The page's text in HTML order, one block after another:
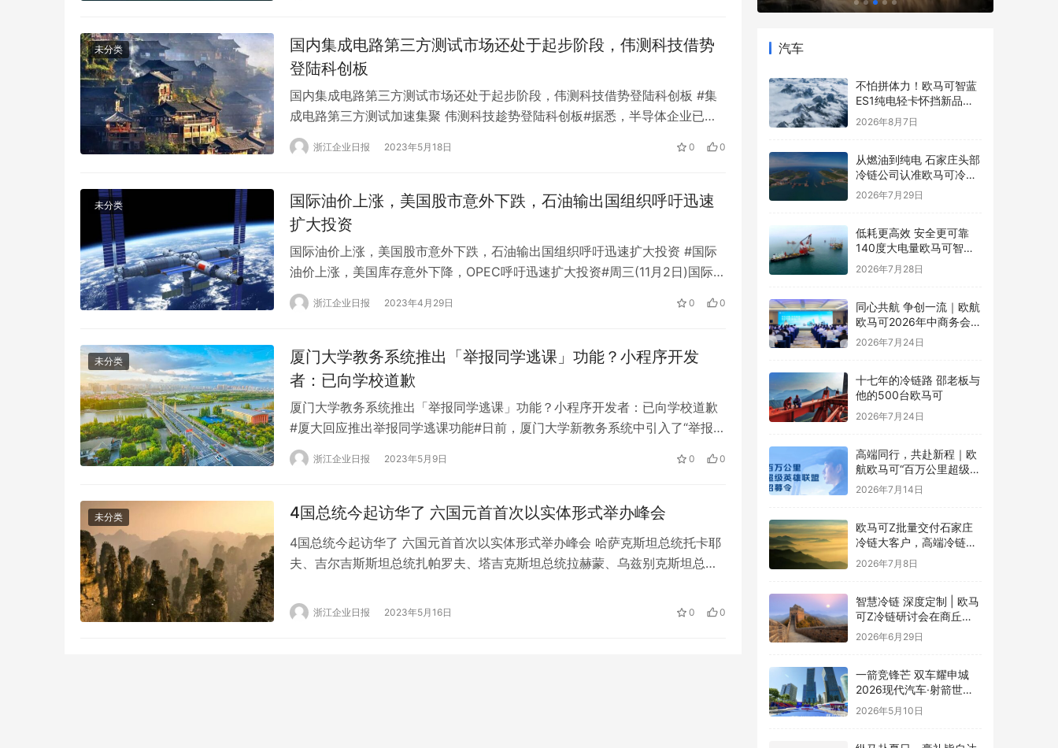
未分类
国内集成电路第三方测试市场还处于起步阶段，伟测科技借势
登陆科创板
国内集成电路第三方测试市场还处于起步阶段，伟测科技借势登陆科创板 #集
成电路第三方测试加速集聚 伟测科技趁势登陆科创板#据悉，半导体企业已经
进入“寒冬”，但一些细分行业正在重组市场结构，提高国产品牌的市场份额，
这给一些企业带来了增长机会。 据了解，国内第三方测试集成电路市场还处于
了这个…
浙江企业日报 2023年5月18日 0 0
未分类
国际油价上涨，美国股市意外下跌，石油输出国组织呼吁迅速
扩大投资
国际油价上涨，美国股市意外下跌，石油输出国组织呼吁迅速扩大投资 #国际
油价上涨，美国库存意外下降，OPEC呼吁迅速扩大投资#周三(11月2日)国际油
价上涨，因行业数据显示美国原油库存意外下降，这表明尽管美联储激进加息
抑制了经济增长，但石油需求依然坚挺。石油输出国组织秘书长呼吁迅速扩大
浙江企业日报 2023年4月29日 0 0
未分类
厦门大学教务系统推出「举报同学逃课」功能？小程序开发
者：已向学校道歉
厦门大学教务系统推出「举报同学逃课」功能？小程序开发者：已向学校道歉
#厦大回应推出举报同学逃课功能#日前，厦门大学新教务系统中引入了“举报学
生签到”功能，引起广泛关注。对此，厦门大学教务处对媒体回应称，此事并非
学校行为，教务系统委托公司私自在系统中添加该功能。 5月8日晚，该系统的
错，已向校…
浙江企业日报 2023年5月9日 0 0
未分类 4国总统今起访华了 六国元首首次以实体形式举办峰会
4国总统今起访华了 六国元首首次以实体形式举办峰会 哈萨克斯坦总统托卡耶
夫、吉尔吉斯斯坦总统扎帕罗夫、塔吉克斯坦总统拉赫蒙、乌兹别克斯坦总统
同参加在陕西省西安市举行的首届中国—中亚峰会。这是今年中国首场重大主
场外交活动，也是中国同中亚五国建交31年来，六国元首首次以实体形式举办
浙江企业日报 2023年5月16日 0 0
汽车
不怕拼体力！欧马可智蓝
ES1纯电轻卡怀挡新品解
锁舒适高效运营新体验
2026年8月7日
从燃油到纯电 石家庄头部
冷链公司认准欧马可冷藏
车
2026年7月29日
低耗更高效 安全更可靠
140度大电量欧马可智蓝
ES1纯电轻卡怀挡新品亮
2026年7月28日
同心共航 争创一流｜欧航
欧马可2026年中商务会暨
战略研讨会圆满召开
2026年7月24日
十七年的冷链路 邵老板与
他的500台欧马可
2026年7月24日
高端同行，共赴新程｜欧
航欧马可“百万公里超级英
雄联盟”全球招募正式启动
2026年7月14日
欧马可Z批量交付石家庄
冷链大客户，高端冷链运
力赋能京津冀“鲜”锋物流
2026年7月8日
智慧冷链 深度定制 | 欧马
可Z冷链研讨会在商丘举
行，新能源纯电平台赋能
冷链物流行业升级
2026年6月29日
一箭竞锋芒 双车耀申城
2026现代汽车·射箭世界
杯赛上海站圆满落幕
2026年5月10日